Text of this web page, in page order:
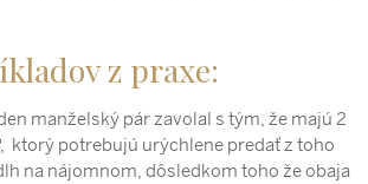
z praxe:
manželský pár zavolal s tým, že majú 2
ktorý potrebujú urýchlene predať z toho
na nájomnom, dôsledkom toho že obaja